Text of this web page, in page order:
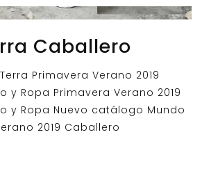
Caballero
Primavera Verano 2019
y Ropa Primavera Verano 2019
y Ropa Nuevo catálogo Mundo
2019 Caballero